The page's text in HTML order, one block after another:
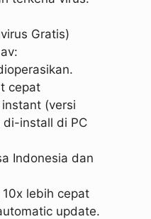
Gratis)
cepat
(versi
di-install di PC
Indonesia dan
lebih cepat
update.